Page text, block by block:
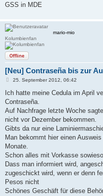
GSS in MDE
mario-mio
Kolumbienfan
Offline
[Neu] Contraseña bis zur
B
i
r
a
25. September 2012, 06:42
Ich hatte meine Cedula im April
Contraseña.
Auf Nachfrage letzte Woche
nicht vor Dezember bekommen.
Gibts da nur eine
Man bekommt hier einen
Monate.
Schon alles mit Vorkasse
Dass man informiert wird,
zugeschickt wird, wenn er denn
Pesos nicht
Schönes Geschäft für diese